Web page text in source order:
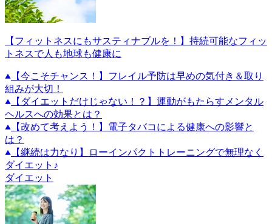
【フィットネスにもサスティナブルを！】持続可能なフィッ
トネスで人も地球も健康に
【今こそチャンス！】フレイル予防は早めの気付き＆取り
組みが大切！
【ダイエットだけじゃない！？】運動がもたらすメンタル
ヘルスへの効果とは？
【改めて考えよう！】電子タバコによる健康への影響と
は？
【継続は力なり】ローインパクトトレーニングで無理なく
ダイエット♪
ダイエット